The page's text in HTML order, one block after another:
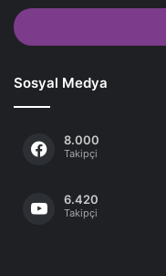
adresinizi
giriniz
Sosyal Medya
8.000
Takipçi
6.420
Takipçi